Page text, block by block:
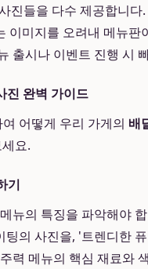
진들을 다수 제공합니
이미지를 오려내 메뉴
출시나 이벤트 진행 시
진 완벽 가이드
어떻게 우리 가게의 배
요.
기
뉴의 특징을 파악해야
의 사진을, '트렌디한
력 메뉴의 핵심 재료와